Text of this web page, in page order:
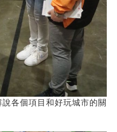
各個項目和好玩城市的關